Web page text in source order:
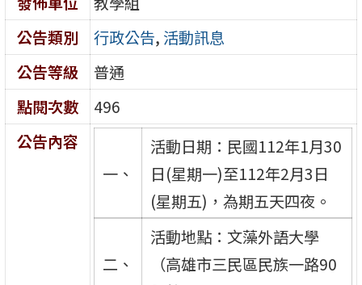
公告類別
行政公告, 活動訊息
公告等級
普通
點閱次數
496
公告內容
一、
活動日期：民國112年1月30
日(星期一)至112年2月3日
(星期五)，為期五天四夜。
二、
活動地點：文藻外語大學
（高雄市三民區民族一路90